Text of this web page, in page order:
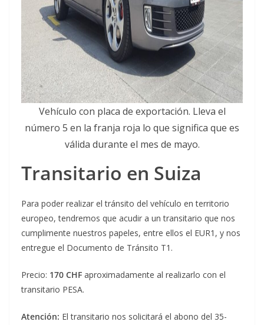
Vehículo con placa de exportación. Lleva el
número 5 en la franja roja lo que significa que es
válida durante el mes de mayo.
Transitario en Suiza
Para poder realizar el tránsito del vehículo en territorio
europeo, tendremos que acudir a un transitario que nos
cumplimente nuestros papeles, entre ellos el EUR1, y nos
entregue el Documento de Tránsito T1.
Precio: 170 CHF aproximadamente al realizarlo con el
transitario PESA.
Atención: El transitario nos solicitará el abono del 35-